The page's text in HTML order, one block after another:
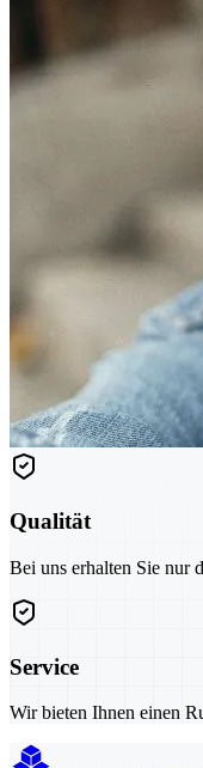
Qualität
Bei uns erhalten Sie nur
Service
Wir bieten Ihnen einen